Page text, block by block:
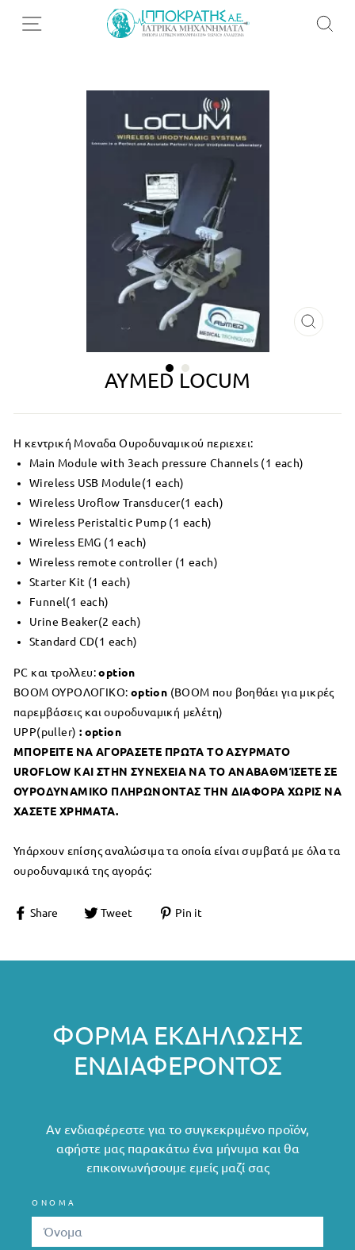
AYMED LOCUM
Η κεντρική Μοναδα Ουροδυναμικού περιεχει:
Main Module with 3each pressure Channels (1 each)
Wireless USB Module(1 each)
Wireless Uroflow Transducer(1 each)
Wireless Peristaltic Pump (1 each)
Wireless EMG (1 each)
Wireless remote controller (1 each)
Starter Kit (1 each)
Funnel(1 each)
Urine Beaker(2 each)
Standard CD(1 each)
PC και τρολλευ:option
BOOM ΟΥΡΟΛΟΓΙΚΟ: option (ΒΟΟΜ που βοηθάει για μικρές
παρεμβάσεις και ουροδυναμική μελέτη)
UPP(puller) : option
ΜΠΟΡΕΙΤΕ ΝΑ ΑΓΟΡΑΣΕΤΕ ΠΡΩΤΑ ΤΟ ΑΣΥΡΜΑΤΟ
UROFLOW ΚΑΙ ΣΤΗΝ ΣΥΝΕΧΕΙΑ ΝΑ ΤΟ ΑΝΑΒΑΘΜΊΣΕΤΕ ΣΕ
ΟΥΡΟΔΥΝΑΜΙΚΟ ΠΛΗΡΩΝΟΝΤΑΣ ΤΗΝ ΔΙΑΦΟΡΑ ΧΩΡΙΣ ΝΑ
ΧΑΣΕΤΕ ΧΡΗΜΑΤΑ.
Υπάρχουν επίσης αναλώσιμα τα οποία είναι συμβατά με όλα τα
ουροδυναμικά της αγοράς:
Share Tweet Pin it
ΦΌΡΜΑ ΕΚΔΉΛΩΣΗΣ
ΕΝΔΙΑΦΈΡΟΝΤΟΣ
Αν ενδιαφέρεστε για το συγκεκριμένο προϊόν,
αφήστε μας παρακάτω ένα μήνυμα και θα
επικοινωνήσουμε εμείς μαζί σας
ΟΝΟΜΑ